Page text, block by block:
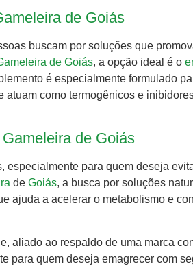
de Goiás
buscam por soluções que
de Goiás, a opção ideal é o
é especialmente formulado
como termogênicos e
de Goiás
especialmente para quem deseja
de Goiás, a busca por soluções
ajuda a acelerar o metabolismo e
aliado ao respaldo de uma marca
para quem deseja emagrecer com